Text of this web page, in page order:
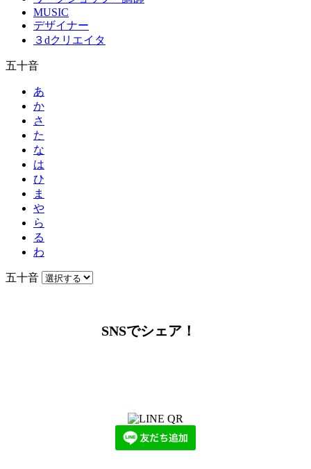
MUSIC
デザイナー
３dクリエイタ
五十音
あ
か
さ
た
な
は
ひ
ま
や
ら
る
わ
五十音
SNSでシェア！